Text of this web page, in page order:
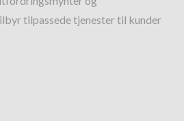
tilpassede tjenester til kunder